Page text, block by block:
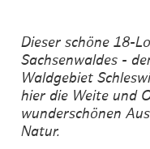
Dieser schöne 18-
Sachsenwaldes -
Waldgebiet
hier die Weite und
wunderschönen
Natur.